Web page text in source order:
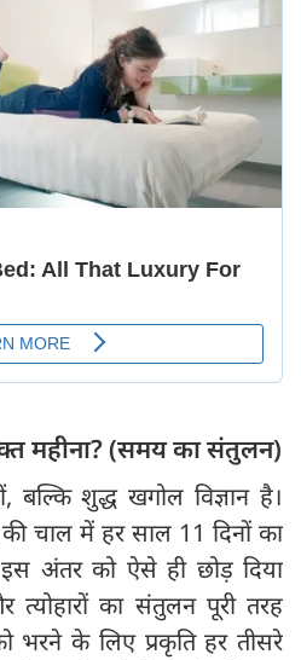
महीना? (समय का संतुलन)
बल्कि शुद्ध खगोल विज्ञान है।
चाल में हर साल 11 दिनों का
अंतर को ऐसे ही छोड़ दिया
का संतुलन पूरी तरह
भरने के लिए प्रकृति हर तीसरे